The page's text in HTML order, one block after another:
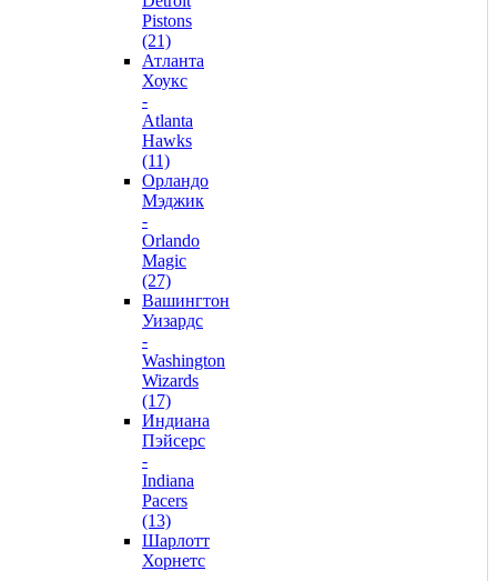
Pistons
(21)
Атланта
Хоукс
-
Atlanta
Hawks
(11)
Орландо
Мэджик
-
Orlando
Magic
(27)
Вашингтон
Уизардс
-
Washington
Wizards
(17)
Индиана
Пэйсерс
-
Indiana
Pacers
(13)
Шарлотт
Хорнетс